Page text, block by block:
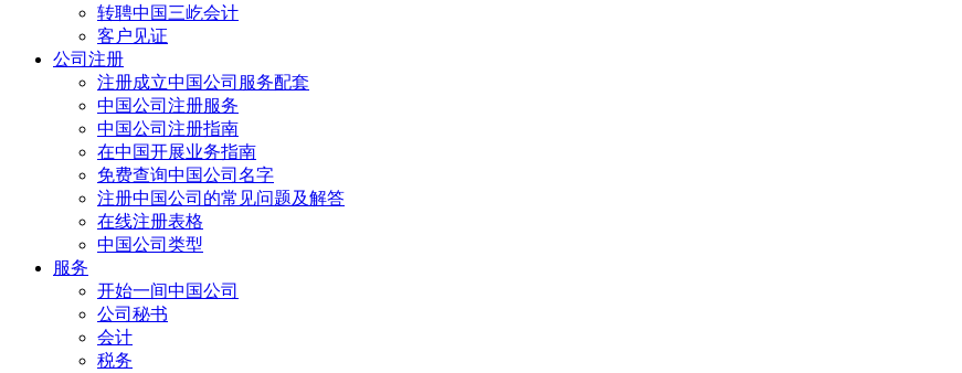
转聘中国三屹会计
客户见证
公司注册
注册成立中国公司服务配套
中国公司注册服务
中国公司注册指南
在中国开展业务指南
免费查询中国公司名字
注册中国公司的常见问题及解答
在线注册表格
中国公司类型
服务
开始一间中国公司
公司秘书
会计
税务